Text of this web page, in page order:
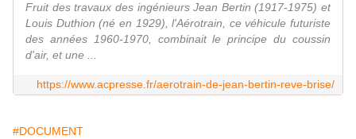
Fruit des travaux des ingénieurs Jean Bertin (1917-1975) et
Louis Duthion (né en 1929), l'Aérotrain, ce véhicule futuriste
des années 1960-1970, combinait le principe du coussin
d'air, et une ...
https://www.acpresse.fr/aerotrain-de-jean-bertin-reve-brise/
#DOCUMENT